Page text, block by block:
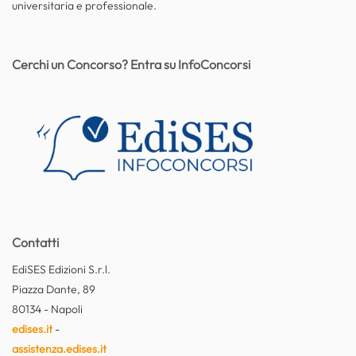
universitaria e professionale.
Contatti
EdiSES Edizioni S.r.l.
Piazza Dante, 89
80134 - Napoli
edises.it-
assistenza.edises.it
Cerchi un Concorso? Entra su InfoConcorsi